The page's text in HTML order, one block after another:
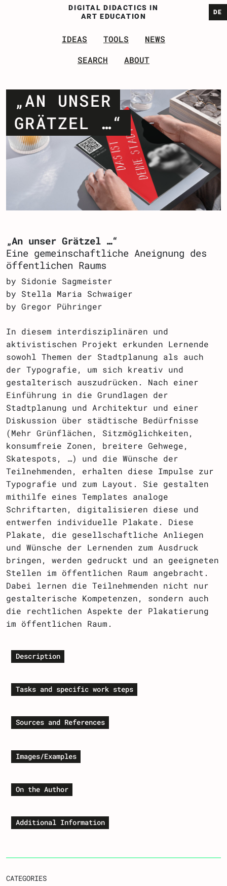
DIGITALDIDACTICS IN
ART EDUCATION
DE
IDEAS TOOLS
NEWS
SEARCH ABOUT
„AN UNSER
GRÄTZEL …“
„An unser Grätzel …“
Eine gemeinschaftliche Aneignung des
öffentlichen Raums
by Sidonie Sagmeister
by Stella Maria Schwaiger
by Gregor Pühringer
In diesem interdisziplinären und
aktivistischen Projekt erkunden Lernende
sowohl Themen der Stadtplanung als auch
der Typografie, um sich kreativ und
gestalterisch auszudrücken. Nach einer
Einführung in die Grundlagen der
Stadtplanung und Architektur und einer
Diskussion über städtische Bedürfnisse
(Mehr Grünflächen, Sitzmöglichkeiten,
konsumfreie Zonen, breitere Gehwege,
Skatespots, …) und die Wünsche der
Teilnehmenden, erhalten diese Impulse zur
Typografie und zum Layout. Sie gestalten
mithilfe eines Templates analoge
Schriftarten, digitalisieren diese und
entwerfen individuelle Plakate. Diese
Plakate, die gesellschaftliche Anliegen
und Wünsche der Lernenden zum Ausdruck
bringen, werden gedruckt und an geeigneten
Stellen im öffentlichen Raum angebracht.
Dabei lernen die Teilnehmenden nicht nur
gestalterische Kompetenzen, sondern auch
die rechtlichen Aspekte der Plakatierung
im öffentlichen Raum.
Description
Tasks and specific work steps
Sources and References
Images/Examples
On the Author
Additional Information
CATEGORIES